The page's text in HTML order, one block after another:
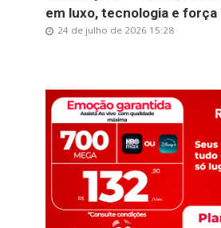
em luxo, tecnologia e força
24 de julho de 2026 15:28